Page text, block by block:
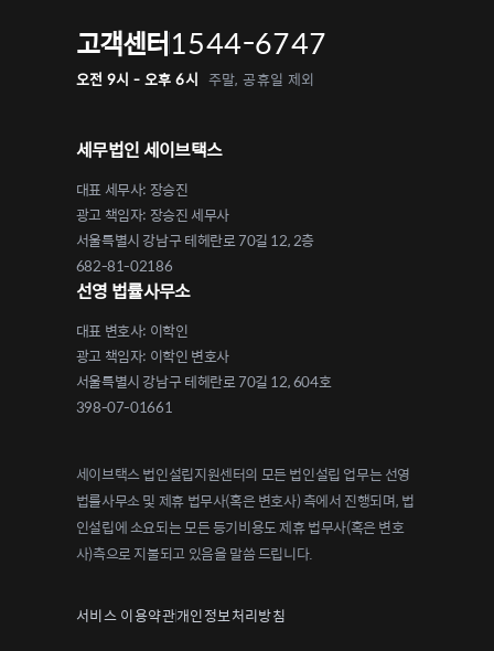
고객센터1544-6747
오전 9시 - 오후 6시 주말, 공휴일 제외
세무법인 세이브택스
대표 세무사: 장승진
광고 책임자: 장승진 세무사
서울특별시 강남구 테헤란로 70길 12, 2층
682-81-02186
선영 법률사무소
대표 변호사: 이학인
광고 책임자: 이학인 변호사
서울특별시 강남구 테헤란로 70길 12, 604호
398-07-01661
세이브택스 법인설립지원센터의 모든 법인설립 업무는 선영
법률사무소 및 제휴 법무사(혹은 변호사) 측에서 진행되며, 법
인설립에 소요되는 모든 등기비용도 제휴 법무사(혹은 변호
사)측으로 지불되고 있음을 말씀 드립니다.
서비스 이용약관개인정보처리방침